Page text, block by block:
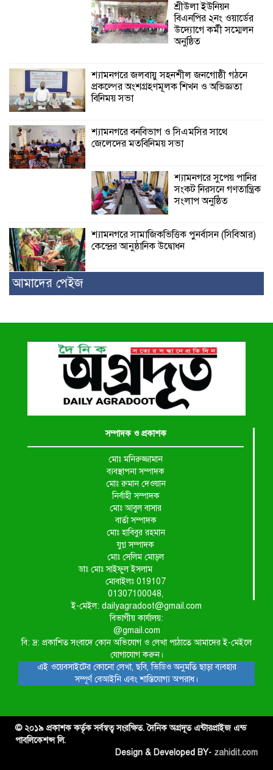
শ্রীউলা ইউনিয়ন
বিএনপির ২নং ওয়ার্ডের
উদ্যোগে কর্মী সম্মেলন
অনুষ্ঠিত
শ্যামনগরে জলবায়ু সহনশীল জনগোষ্ঠী গঠনে
প্রকল্পের অংশগ্রহণমূলক শিখন ও অভিজ্ঞতা
বিনিময় সভা
শ্যামনগরে বনবিভাগ ও সিএমসির সাথে
জেলেদের মতবিনিময় সভা
শ্যামনগরে সুপেয় পানির
সংকট নিরসনে গণতান্ত্রিক
সংলাপ অনুষ্ঠিত
শ্যামনগরে সামাজিকভিত্তিক পুনর্বাসন (সিবিআর)
কেন্দ্রের আনুষ্ঠানিক উদ্বোধন
আমাদের পেইজ
সম্পাদক ও প্রকাশক
মোঃ মনিরুজ্জামান
ব্যবস্থাপনা সম্পাদক
মোঃ রুমান দেওয়ান
নির্বাহী সম্পাদক
মোঃ আবুল বাসার
বার্তা সম্পাদক
মোঃ হাবিবুর রহমান
যুগ্ন সম্পাদক
মোঃ সেলিম মোড়ল
ডাঃ মোঃ সাইফুল ইসলাম
মোবাইলঃ 019107
01307100048,
ই-মেইল: dailyagradoot@gmail.com
বিভাগীয় কার্যালয়:
@gmail.com
বি: দ্র: প্রকাশিত সংবাদে কোন অভিযোগ ও লেখা পাঠাতে আমাদের ই-মেইলে
যোগাযোগ করুন।
এই ওয়েবসাইটের কোনো লেখা, ছবি, ভিডিও অনুমতি ছাড়া ব্যবহার
সম্পূর্ণ বেআইনি এবং শাস্তিযোগ্য অপরাধ।
© ২০১৯ প্রকাশক কর্তৃক সর্বস্বত্ব সংরক্ষিত. দৈনিক অগ্রদূত এন্টারপ্রাইজ এন্ড
পাবলিকেশন্স লি.
Design & Developed BY- zahidit.com